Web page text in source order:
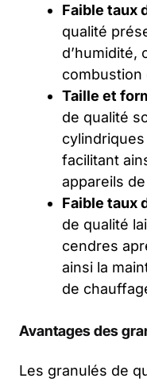
Faible taux
qualité
d’humidité,
Taille et
de qualité
facilitant
appareils
Faible taux
de qualité
cendres
ainsi la
de
Avantages des
Les granulés de